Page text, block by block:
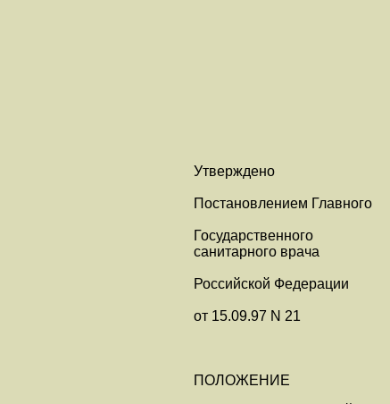
Утверждено
Постановлением Главного
Государственного
санитарного врача
Российской Федерации
от 15.09.97 N 21
ПОЛОЖЕНИЕ